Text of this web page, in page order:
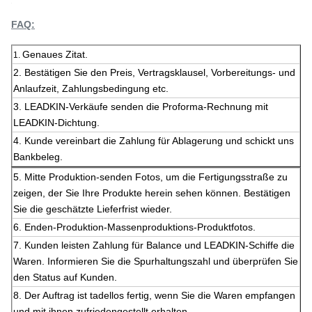
FAQ:
1. Genaues Zitat.
2. Bestätigen Sie den Preis, Vertragsklausel, Vorbereitungs- und
Anlaufzeit, Zahlungsbedingung etc.
3. LEADKIN-Verkäufe senden die Proforma-Rechnung mit
LEADKIN-Dichtung.
4. Kunde vereinbart die Zahlung für Ablagerung und schickt uns
Bankbeleg.
5. Mitte Produktion-senden Fotos, um die Fertigungsstraße zu
zeigen, der Sie Ihre Produkte herein sehen können. Bestätigen
Sie die geschätzte Lieferfrist wieder.
6. Enden-Produktion-Massenproduktions-Produktfotos.
7. Kunden leisten Zahlung für Balance und LEADKIN-Schiffe die
Waren. Informieren Sie die Spurhaltungszahl und überprüfen Sie
den Status auf Kunden.
8. Der Auftrag ist tadellos fertig, wenn Sie die Waren empfangen